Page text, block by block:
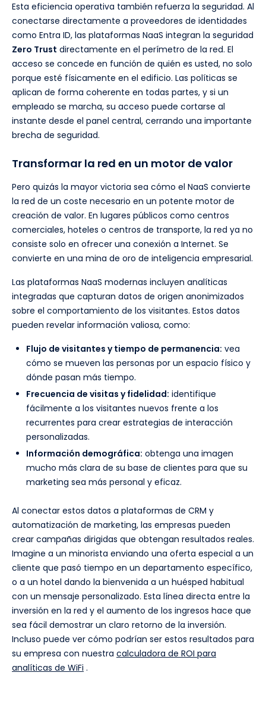
Esta eficiencia operativa también refuerza la seguridad. Al
conectarse directamente a proveedores de identidades
como Entra ID, las plataformas NaaS integran la seguridad
Zero Trust directamente en el perímetro de la red. El
acceso se concede en función de quién es usted, no solo
porque esté físicamente en el edificio. Las políticas se
aplican de forma coherente en todas partes, y si un
empleado se marcha, su acceso puede cortarse al
instante desde el panel central, cerrando una importante
brecha de seguridad.
Transformar la red en un motor de valor
Pero quizás la mayor victoria sea cómo el NaaS convierte
la red de un coste necesario en un potente motor de
creación de valor. En lugares públicos como centros
comerciales, hoteles o centros de transporte, la red ya no
consiste solo en ofrecer una conexión a Internet. Se
convierte en una mina de oro de inteligencia empresarial.
Las plataformas NaaS modernas incluyen analíticas
integradas que capturan datos de origen anonimizados
sobre el comportamiento de los visitantes. Estos datos
pueden revelar información valiosa, como:
Flujo de visitantes y tiempo de permanencia: vea
cómo se mueven las personas por un espacio físico y
dónde pasan más tiempo.
Frecuencia de visitas y fidelidad: identifique
fácilmente a los visitantes nuevos frente a los
recurrentes para crear estrategias de interacción
personalizadas.
Información demográfica: obtenga una imagen
mucho más clara de su base de clientes para que su
marketing sea más personal y eficaz.
Al conectar estos datos a plataformas de CRM y
automatización de marketing, las empresas pueden
crear campañas dirigidas que obtengan resultados reales.
Imagine a un minorista enviando una oferta especial a un
cliente que pasó tiempo en un departamento específico,
o a un hotel dando la bienvenida a un huésped habitual
con un mensaje personalizado. Esta línea directa entre la
inversión en la red y el aumento de los ingresos hace que
sea fácil demostrar un claro retorno de la inversión.
Incluso puede ver cómo podrían ser estos resultados para
su empresa con nuestra calculadora de ROI para
analíticas de WiFi .